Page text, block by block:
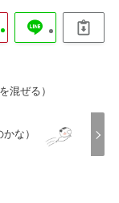
混ぜる）
な）